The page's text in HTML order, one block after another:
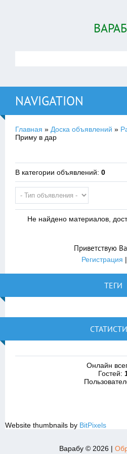
NAVIGATION
Главная » Доска объявлений »
Приму в дар
В категории объявлений: 0
Не найдено материалов,
Приветствую
Регистрация |
ТЕГИ
Онлайн
Гостей:
Website thumbnails by BitPixels
Варабу © 2026 |